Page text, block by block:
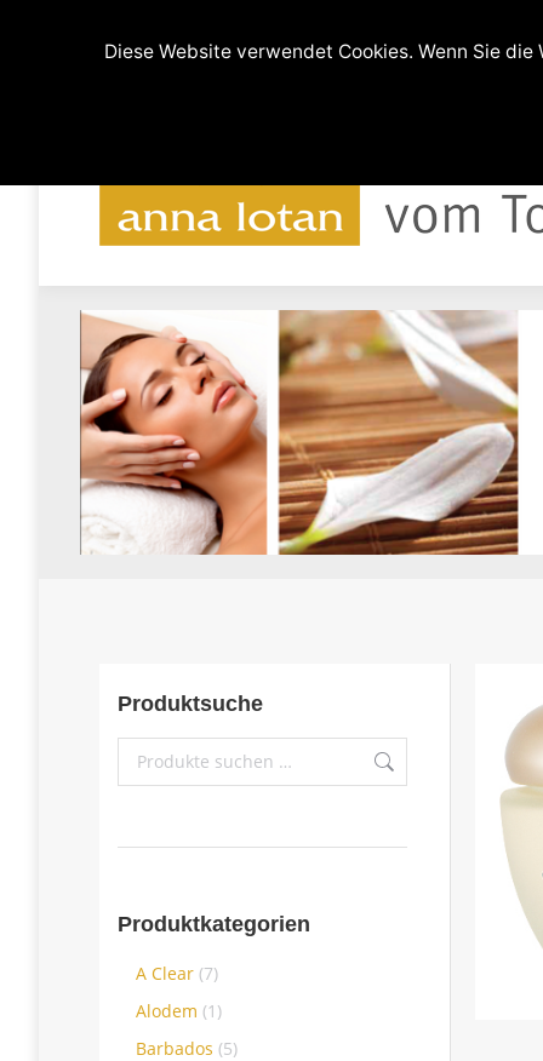
Produktsuche
Produktkategorien
A Clear (7)
Alodem (1)
Barbados (5)
Diese Website verwendet Cookies. Wenn Sie